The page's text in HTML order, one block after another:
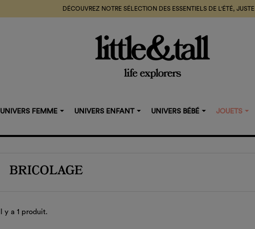
DÉCOUVREZ NOTRE SÉLECTION DES ESSENTIELS DE L'ÉTÉ, JUSTE
UNIVERS FEMME UNIVERS ENFANT UNIVERS BÉBÉ JOUETS
BRICOLAGE
Il y a 1 produit.